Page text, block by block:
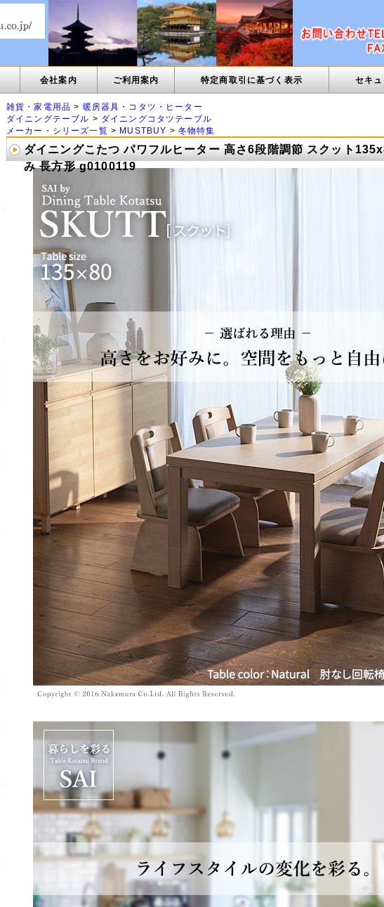
会社案内 ご利用案内 特定商取引に基づく表示 セキ
雑貨・家電用品 > 暖房器具・コタツ・ヒーター
ダイニングテーブル > ダイニングコタツテーブル
メーカー・シリーズ一覧 > MUSTBUY > 冬物特集
ダイニングこたつ パワフルヒーター 高さ6段階調節 スクット
み 長方形 g0100119